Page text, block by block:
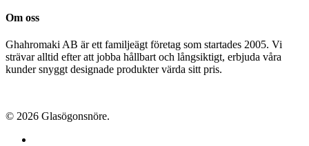
Om oss
Ghahromaki AB är ett familjeägt företag som startades 2005. Vi
strävar alltid efter att jobba hållbart och långsiktigt, erbjuda våra
kunder snyggt designade produkter värda sitt pris.
© 2026 Glasögonsnöre.